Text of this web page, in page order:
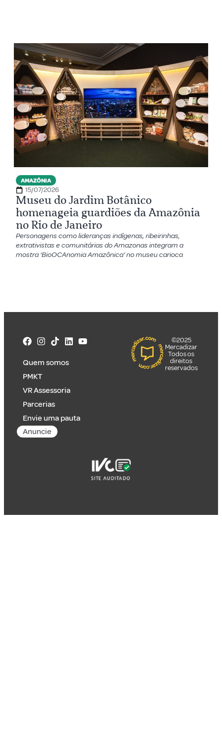
AMAZÔNIA
15/07/2026
Museu do Jardim Botânico
homenageia guardiões da Amazônia
no Rio de Janeiro
Personagens como lideranças indígenas, ribeirinhas,
extrativistas e comunitárias do Amazonas integram a
mostra ‘BioOCAnomia Amazônica’ no museu carioca
Quem somos
PMKT
VR Assessoria
Parcerias
Envie uma pauta
Anuncie
©2025
Mercadizar
Todos os
direitos
reservados